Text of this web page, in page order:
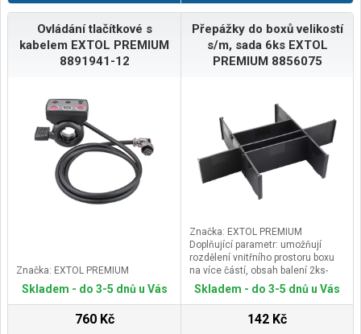
mm
Ovládání tlačítkové s
kabelem EXTOL PREMIUM
8891941-12
Značka: EXTOL PREMIUM
Skladem - do 3-5 dnů u Vás
760 Kč
Přepážky do boxů velikostí
s/m, sada 6ks EXTOL
PREMIUM 8856075
Značka: EXTOL PREMIUM
Doplňující parametr: umožňují
rozdělení vnitřního prostoru boxu
na více částí, obsah balení 2ks-
292x90mm, 2ks-190x90mm, 2ks-
118x88mm
Skladem - do 3-5 dnů u Vás
142 Kč